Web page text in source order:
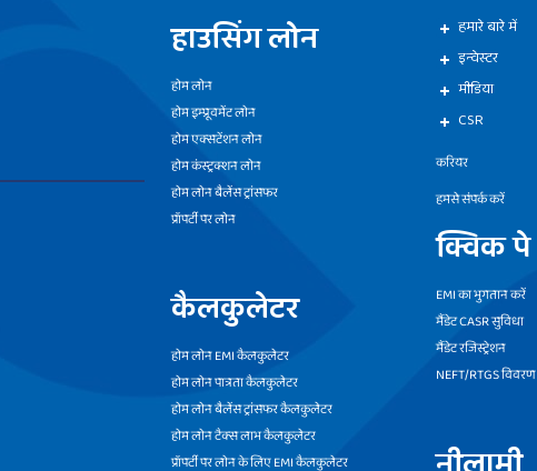
हाउसिंग लोन
होम लोन
होम इम्प्रूवमेंट लोन
होम एक्सटेंशन लोन
होम कंस्ट्रक्शन लोन
होम लोन बैलेंस ट्रांसफर
प्रॉपर्टी पर लोन
कैलकुलेटर
होम लोन EMI कैलकुलेटर
होम लोन पात्रता कैलकुलेटर
होम लोन बैलेंस ट्रांसफर कैलकुलेटर
होम लोन टैक्स लाभ कैलकुलेटर
प्रॉपर्टी पर लोन के लिए EMI कैलकुलेटर
हमारे बारे में
इन्वेस्टर
मीडिया
CSR
करियर
हमसे संपर्क करें
क्विक पे
EMI का भुगतान करें
मैंडेट CASR सुविधा
मैंडेट रजिस्ट्रेशन
NEFT/RTGS विवरण